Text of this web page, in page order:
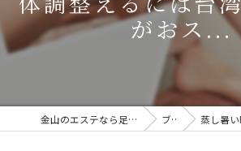
がおス...
金山のエステなら足の角質ケア専門店 Orion ブログ 蒸し暑い時期.夏バ